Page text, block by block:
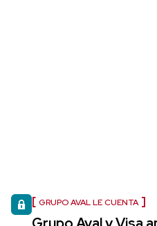
GRUPO AVAL LE CUENTA